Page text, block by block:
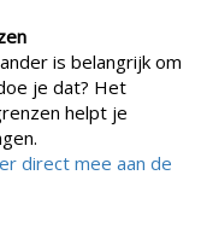
is belangrijk om
je dat? Het
helpt je
direct mee aan de